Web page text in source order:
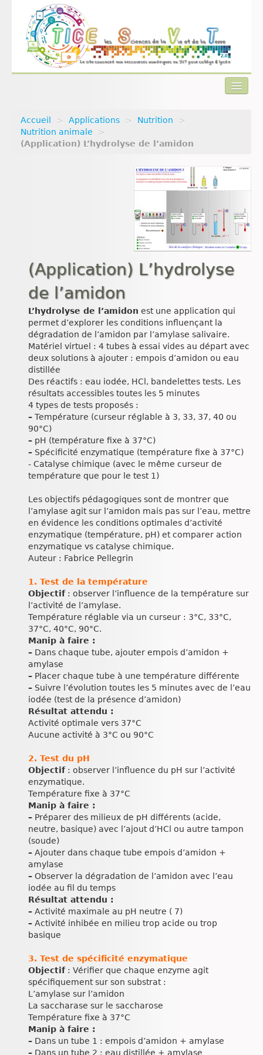
Actualités
Accueil > Applications > Nutrition
>
Nutrition animale
>
(Application) L’hydrolyse de l’amidon
(Application) L’hydrolyse
de l’amidon
L’hydrolyse de l’amidon est une application qui
permet d’explorer les conditions influençant la
dégradation de l’amidon par l’amylase salivaire.
Matériel virtuel : 4 tubes à essai vides au départ avec
deux solutions à ajouter : empois d’amidon ou eau
distillée
Des réactifs : eau iodée, HCl, bandelettes tests. Les
résultats accessibles toutes les 5 minutes
4 types de tests proposés :
– Température (curseur réglable à 3, 33, 37, 40 ou
90°C)
– pH (température fixe à 37°C)
– Spécificité enzymatique (température fixe à 37°C)
- Catalyse chimique (avec le même curseur de
température que pour le test 1)
Les objectifs pédagogiques sont de montrer que
l’amylase agit sur l’amidon mais pas sur l’eau, mettre
en évidence les conditions optimales d’activité
enzymatique (température, pH) et comparer action
enzymatique vs catalyse chimique.
Auteur : Fabrice Pellegrin
1. Test de la température
Objectif: observer l’influence de la température sur
l’activité de l’amylase.
Température réglable via un curseur : 3°C, 33°C,
37°C, 40°C, 90°C.
Manip à faire :
– Dans chaque tube, ajouter empois d’amidon +
amylase
– Placer chaque tube à une température différente
– Suivre l’évolution toutes les 5 minutes avec de l’eau
iodée (test de la présence d’amidon)
Résultat attendu :
Activité optimale vers 37°C
Aucune activité à 3°C ou 90°C
2. Test du pH
Objectif: observer l’influence du pH sur l’activité
enzymatique.
Température fixe à 37°C
Manip à faire :
– Préparer des milieux de pH différents (acide,
neutre, basique) avec l’ajout d’HCl ou autre tampon
(soude)
– Ajouter dans chaque tube empois d’amidon +
amylase
– Observer la dégradation de l’amidon avec l’eau
iodée au fil du temps
Résultat attendu :
– Activité maximale au pH neutre ( 7)
– Activité inhibée en milieu trop acide ou trop
basique
3. Test de spécificité enzymatique
Objectif: Vérifier que chaque enzyme agit
spécifiquement sur son substrat :
L’amylase sur l’amidon
La saccharase sur le saccharose
Température fixe à 37°C
Manip à faire :
– Dans un tube 1 : empois d’amidon + amylase
– Dans un tube 2 : eau distillée + amylase